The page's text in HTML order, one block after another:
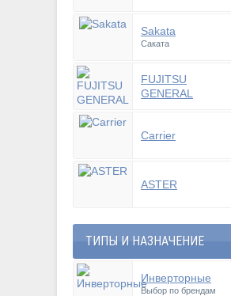
Sakata
Саката
FUJITSU
GENERAL
Carrier
ASTER
ТИПЫ И НАЗНАЧЕНИЕ
Инверторные
Выбор по брендам